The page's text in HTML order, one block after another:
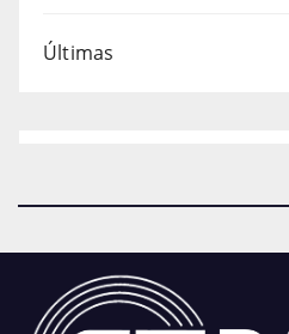
Últimas